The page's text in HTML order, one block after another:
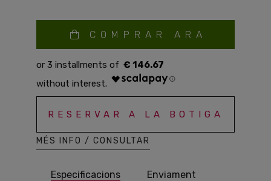
COMPRAR ARA
€ 146.67
RESERVAR A LA BOTIGA
MÉS INFO / CONSULTAR
Especificacions Enviament